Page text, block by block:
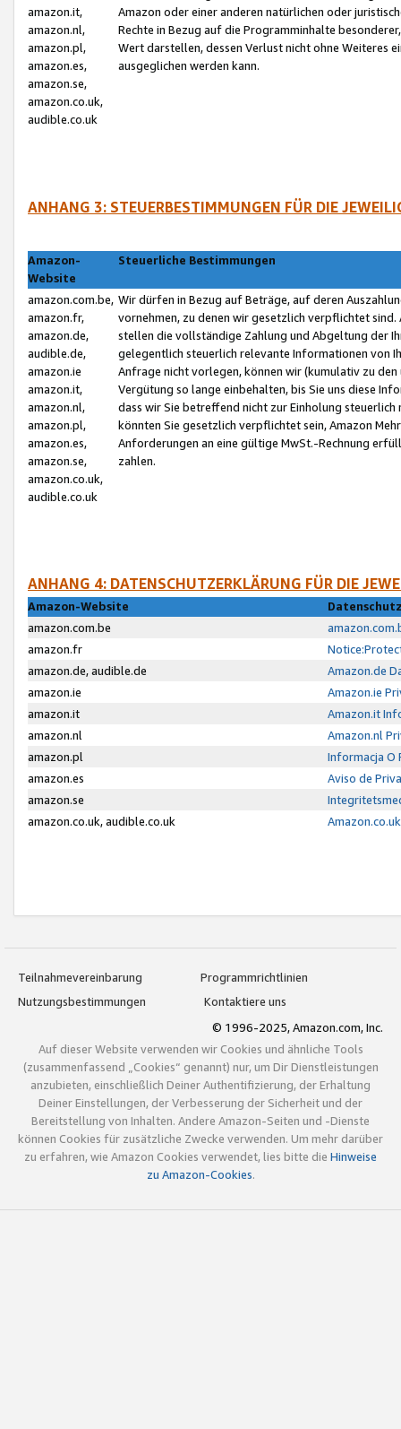
amazon.it,
amazon.nl,
amazon.pl,
amazon.es,
amazon.se,
amazon.co.uk,
audible.co.uk
Amazon oder einer anderen natürlichen oder
Rechte in Bezug auf die Programminhalte
Wert darstellen, dessen Verlust nicht ohne Weiteres
ausgeglichen werden kann.
ANHANG 3: STEUERBESTIMMUNGEN FÜR DIE
Amazon-
Website
Steuerliche Bestimmungen
amazon.com.be,
amazon.fr,
amazon.de,
audible.de,
amazon.ie
amazon.it,
amazon.nl,
amazon.pl,
amazon.es,
amazon.se,
amazon.co.uk,
audible.co.uk
Wir dürfen in Bezug auf Beträge, auf deren
vornehmen, zu denen wir gesetzlich verpflichtet
stellen die vollständige Zahlung und Abgeltung der
gelegentlich steuerlich relevante Informationen von
Anfrage nicht vorlegen, können wir (kumulativ zu
Vergütung so lange einbehalten, bis Sie uns diese
dass wir Sie betreffend nicht zur Einholung
könnten Sie gesetzlich verpflichtet sein, Amazon
Anforderungen an eine gültige MwSt.-Rechnung
zahlen.
ANHANG 4: DATENSCHUTZERKLÄRUNG FÜR DIE
Amazon-Website
amazon.com.be
amazon.fr
amazon.de, audible.de
Amazon.de
amazon.ie
Amazon.ie
amazon.it
Amazon.it
amazon.nl
Amazon.nl
amazon.pl
Informacja O
amazon.es
Aviso de
amazon.se
amazon.co.uk, audible.co.uk
Teilnahmevereinbarung
Programmrichtlinien
Nutzungsbestimmungen
Kontaktiere uns
© 1996-2025, Amazon.com, Inc.
Auf dieser Website verwenden wir Cookies und ähnliche Tools
(zusammenfassend „Cookies“ genannt) nur, um Dir Dienstleistungen
anzubieten, einschließlich Deiner Authentifizierung, der Erhaltung
Deiner Einstellungen, der Verbesserung der Sicherheit und der
Bereitstellung von Inhalten. Andere Amazon-Seiten und -Dienste
können Cookies für zusätzliche Zwecke verwenden. Um mehr darüber
zu erfahren, wie Amazon Cookies verwendet, lies bitte die Hinweise
zu Amazon-Cookies.